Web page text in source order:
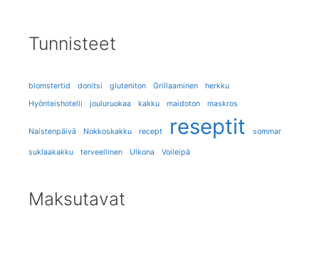
Tunnisteet
blomstertid donitsi gluteniton Grillaaminen
herkku
Hyönteishotelli
jouluruokaa kakku maidoton maskros
Naistenpäivä Nokkoskakku recept reseptit sommar
suklaakakku terveellinen Ulkona Voileipä
Maksutavat